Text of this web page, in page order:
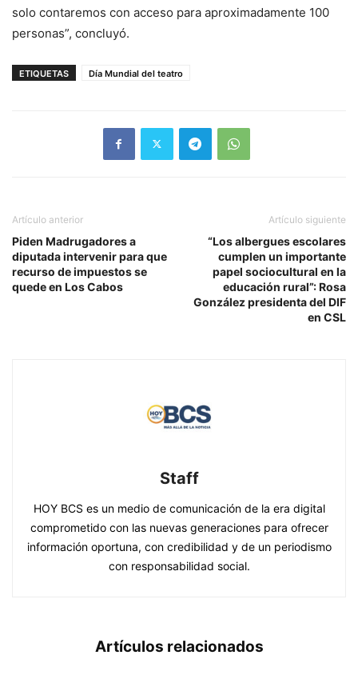
solo contaremos con acceso para aproximadamente 100
personas”, concluyó.
ETIQUETAS Día Mundial del teatro
Artículo anterior
Piden Madrugadores a
diputada intervenir para que
recurso de impuestos se
quede en Los Cabos
Artículo siguiente
“Los albergues escolares
cumplen un importante
papel sociocultural en la
educación rural”: Rosa
González presidenta del DIF
en CSL
Staff
HOY BCS es un medio de comunicación de la era digital
comprometido con las nuevas generaciones para ofrecer
información oportuna, con credibilidad y de un periodismo
con responsabilidad social.
Artículos relacionados